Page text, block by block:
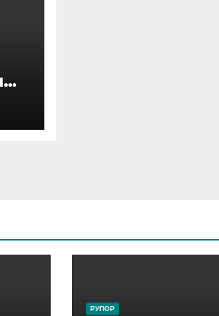
РУПОР